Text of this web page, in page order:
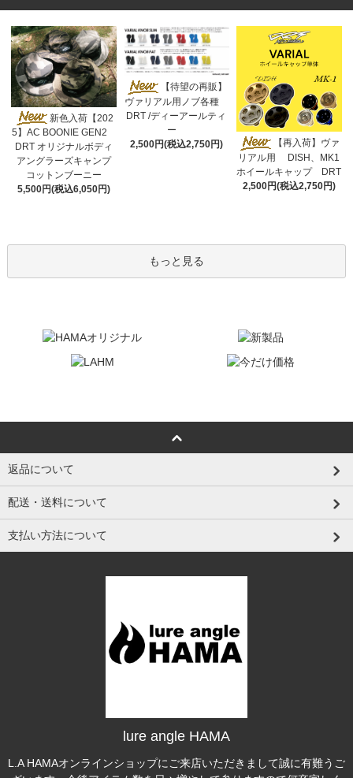
新色入荷【202
5】AC BOONIE GEN2
DRT オリジナルボディ
アングラーズキャンプ
コットンブーニー
5,500円(税込6,050円)
【待望の再販】
ヴァリアル用ノブ各種
DRT /ディーアールティ
ー
2,500円(税込2,750円)
【再入荷】ヴァ
リアル用 DISH、MK1
ホイールキャップ DRT
2,500円(税込2,750円)
もっと見る
返品について
配送・送料について
支払い方法について
lure angle HAMA
L.A HAMAオンラインショップにご来店いただきまして誠に有難うご